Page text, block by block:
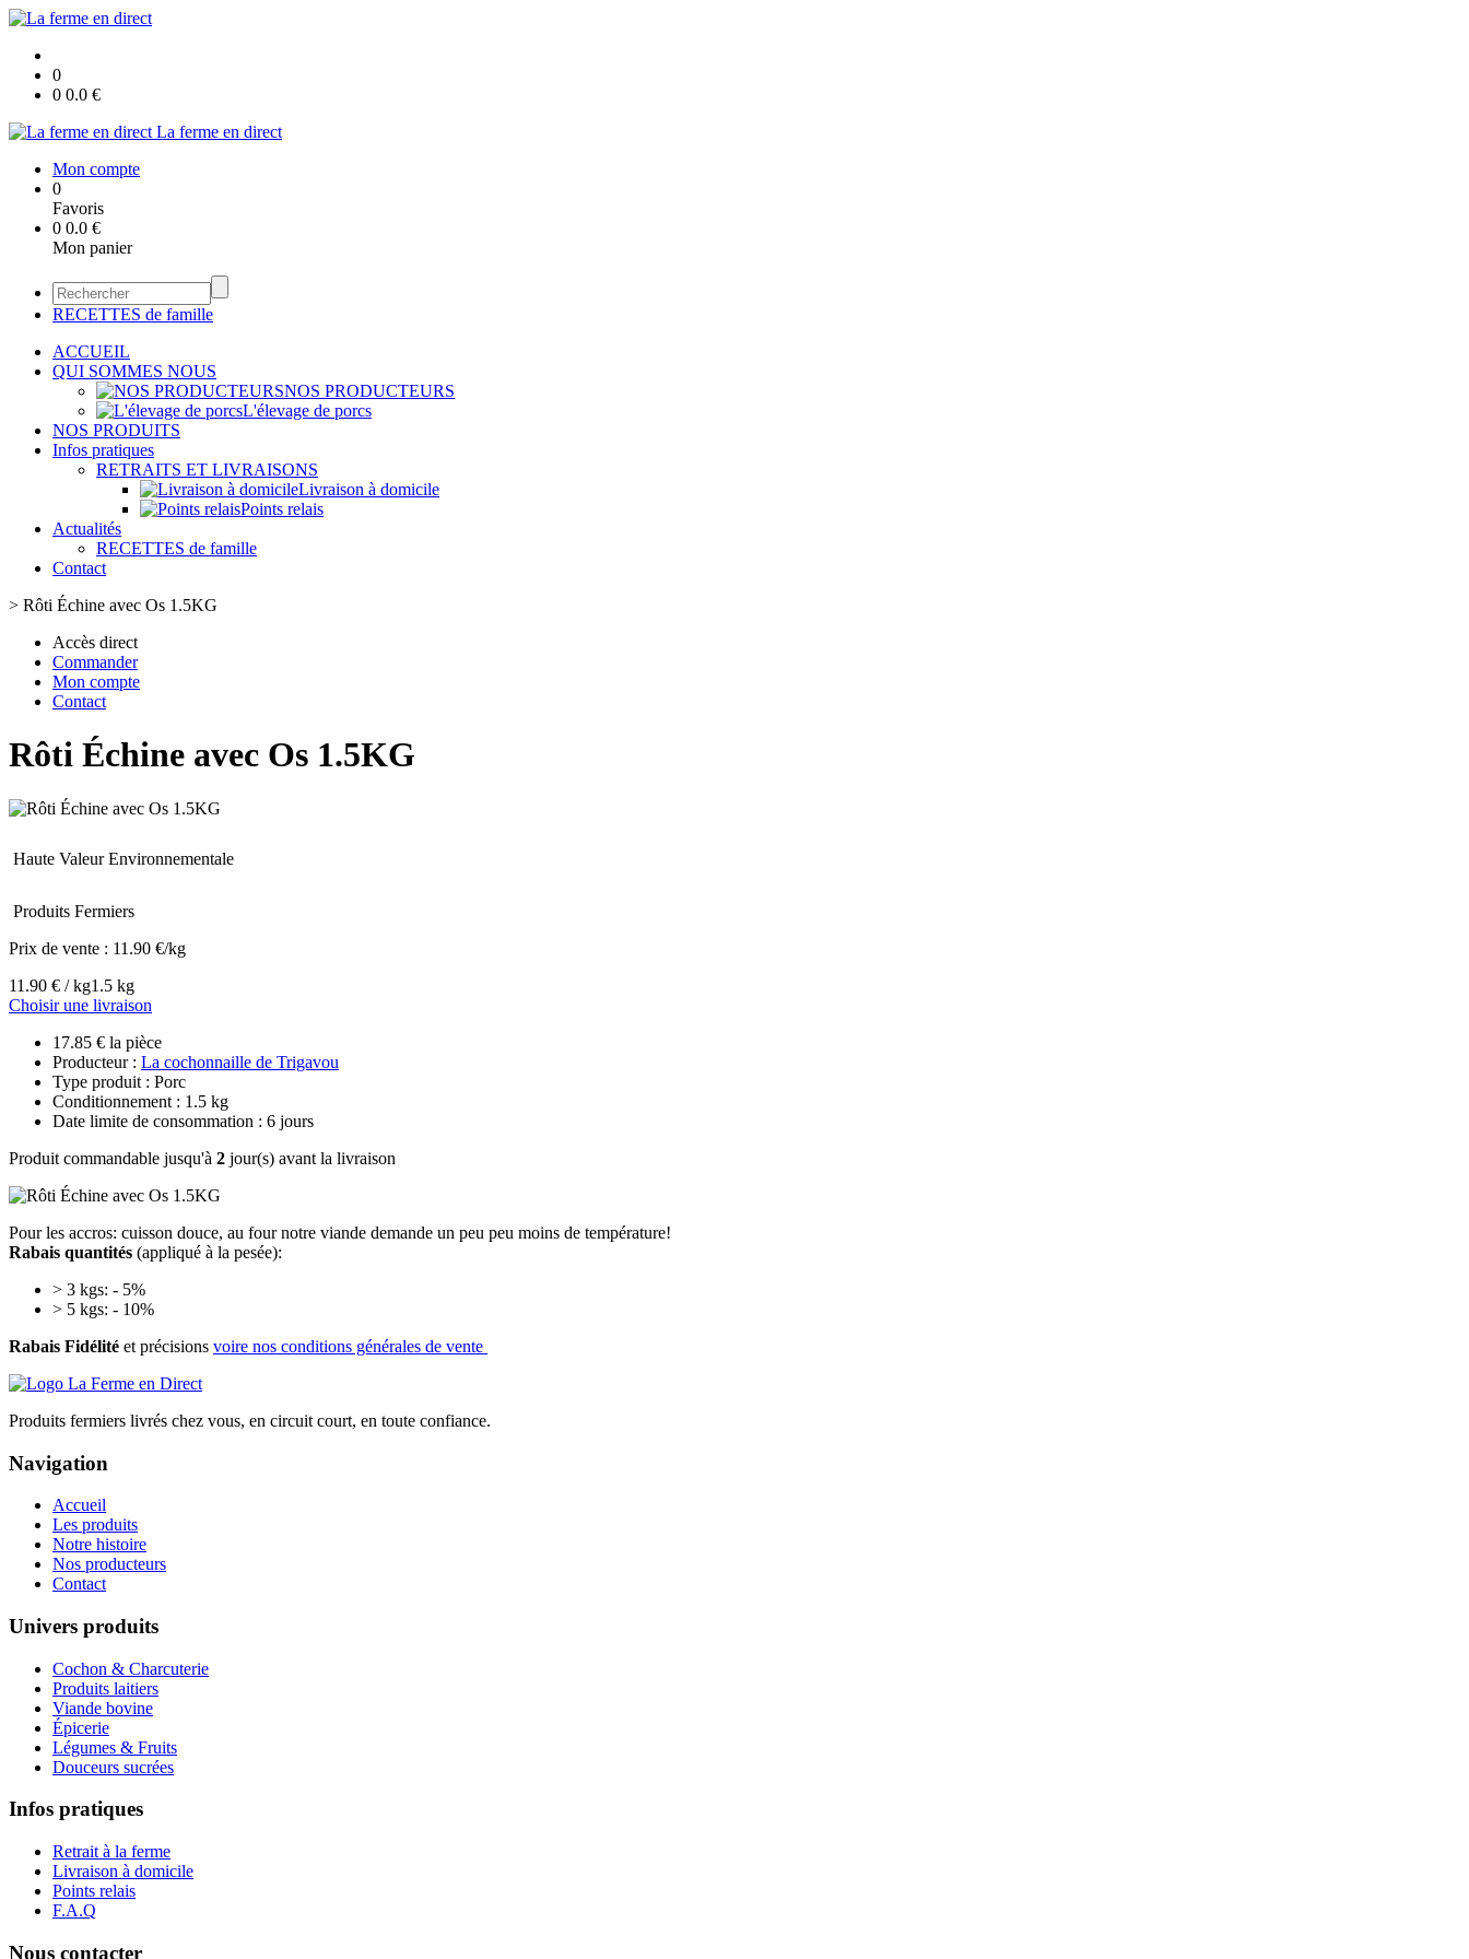
0
0 0.0 €
La ferme en direct
Mon compte
0
Favoris
0 0.0 €
Mon panier
RECETTES de famille
ACCUEIL
QUI SOMMES NOUS
NOS PRODUCTEURS
L'élevage de porcs
NOS PRODUITS
Infos pratiques
RETRAITS ET LIVRAISONS
Livraison à domicile
Points relais
Actualités
RECETTES de famille
Contact
> Rôti Échine avec Os 1.5KG
Accès direct
Commander
Mon compte
Contact
Rôti Échine avec Os 1.5KG
Haute Valeur Environnementale
Produits Fermiers
Prix de vente : 11.90 €/kg
11.90 € / kg1.5 kg
Choisir une livraison
17.85 € la pièce
Producteur : La cochonnaille de Trigavou
Type produit : Porc
Conditionnement : 1.5 kg
Date limite de consommation : 6 jours
Produit commandable jusqu'à 2 jour(s) avant la livraison
Pour les accros: cuisson douce, au four notre viande demande un peu peu moins de température!
Rabais quantités (appliqué à la pesée):
> 3 kgs: - 5%
> 5 kgs: - 10%
Rabais Fidélité et précisions voire nos conditions générales de vente
Produits fermiers livrés chez vous, en circuit court, en toute confiance.
Navigation
Accueil
Les produits
Notre histoire
Nos producteurs
Contact
Univers produits
Cochon & Charcuterie
Produits laitiers
Viande bovine
Épicerie
Légumes & Fruits
Douceurs sucrées
Infos pratiques
Retrait à la ferme
Livraison à domicile
Points relais
F.A.Q
Nous contacter